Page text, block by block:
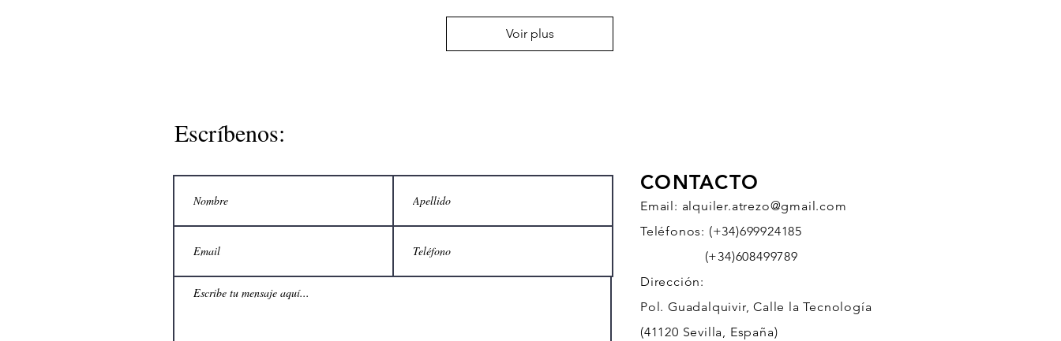
Voir plus
Escríbenos:
CONTACTO
Email: alquiler.atrezo@gmail.com
Teléfonos: (+34)699924185
(+34)608499789
Dirección:
Pol. Guadalquivir, Calle la Tecnología
(41120 Sevilla, España)